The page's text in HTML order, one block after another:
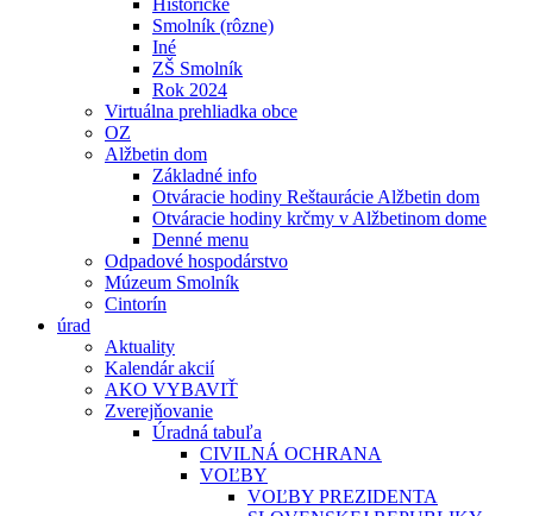
Historické
Smolník (rôzne)
Iné
ZŠ Smolník
Rok 2024
Virtuálna prehliadka obce
OZ
Alžbetin dom
Základné info
Otváracie hodiny Reštaurácie Alžbetin dom
Otváracie hodiny krčmy v Alžbetinom dome
Denné menu
Odpadové hospodárstvo
Múzeum Smolník
Cintorín
úrad
Aktuality
Kalendár akcií
AKO VYBAVIŤ
Zverejňovanie
Úradná tabuľa
CIVILNÁ OCHRANA
VOĽBY
VOĽBY PREZIDENTA